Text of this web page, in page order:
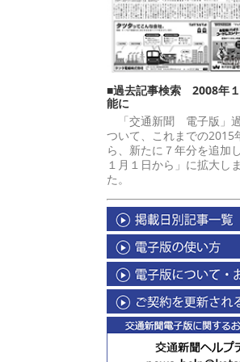
■過去記事検索 2008年
能に
「交通新聞 電子版」
ついて、これまでの2015
ら、新たに７年分を追加
１月１日から」に拡大し
た。 交通